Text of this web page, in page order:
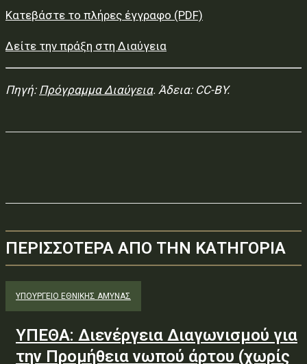
Κατεβάστε το πλήρες έγγραφο (PDF)
Δείτε την πράξη στη Διαύγεια
Πηγή: Πρόγραμμα Διαύγεια. Άδεια: CC-BY.
ΠΕΡΙΣΣΟΤΕΡΑ ΑΠΟ ΤΗΝ ΚΑΤΗΓΟΡΙΑ
ΥΠΟΥΡΓΕΊΟ ΕΘΝΙΚΉΣ ΆΜΥΝΑΣ
ΥΠΕΘΑ: Διενέργεια Διαγωνισμού για
την Προμήθεια νωπού άρτου (χωρίς